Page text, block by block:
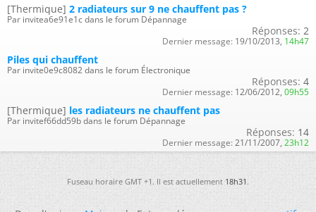
[Thermique] 2 radiateurs sur 9 ne chauffent pas ?
Par invitea6e91e1c dans le forum Dépannage
Réponses: 2
Dernier message: 19/10/2013, 14h47
Piles qui chauffent
Par invite0e9c8082 dans le forum Électronique
Réponses: 4
Dernier message: 12/06/2012, 09h55
[Thermique] les radiateurs ne chauffent pas
Par invitef66dd59b dans le forum Dépannage
Réponses: 14
Dernier message: 21/11/2007, 23h12
Fuseau horaire GMT +1. Il est actuellement18h31.